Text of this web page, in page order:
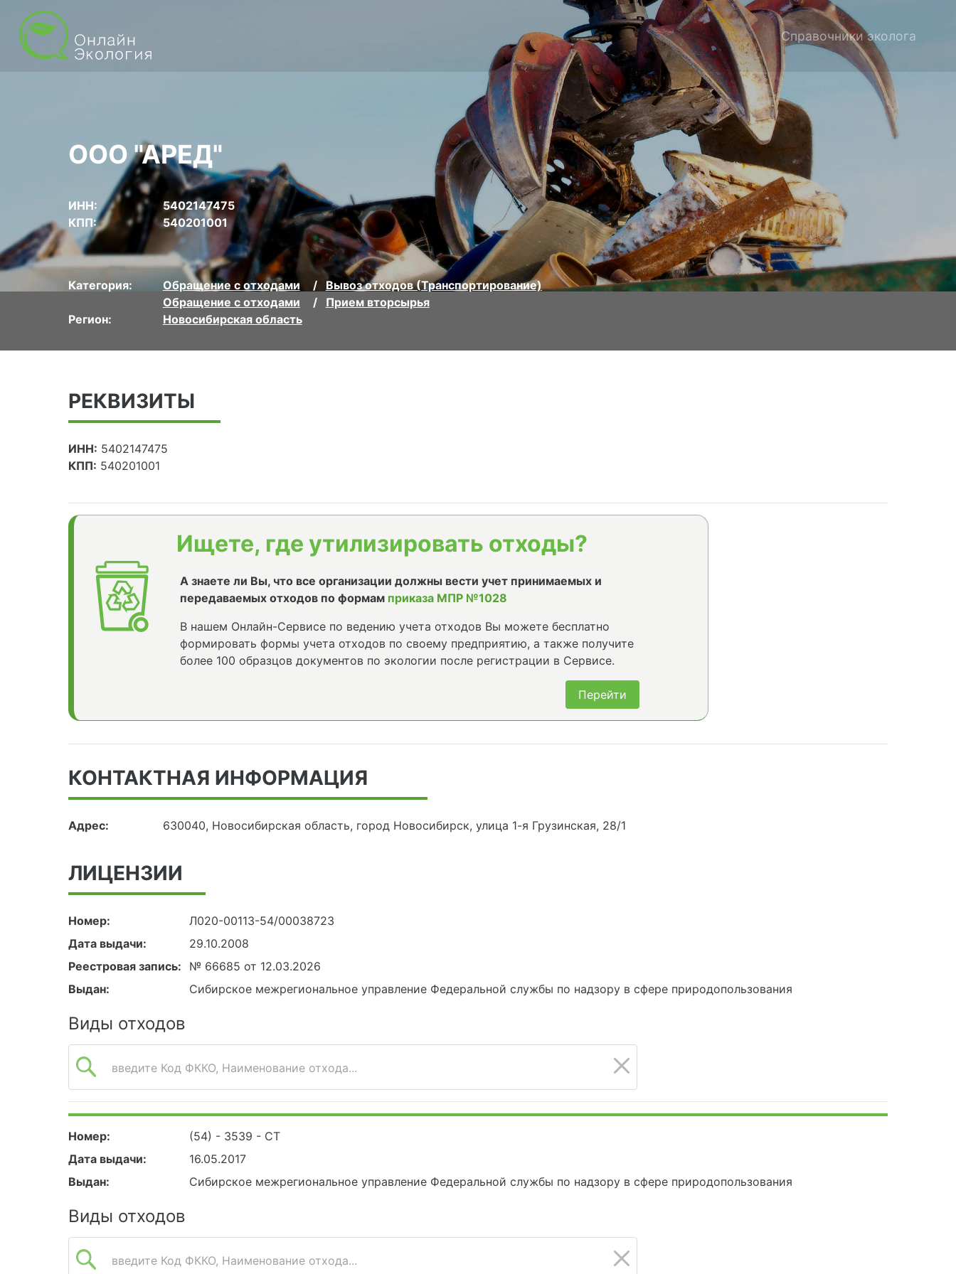
Справочники эколога
ООО "АРЕД"
ИНН:
5402147475
КПП:
540201001
Категория: Обращение с отходами
Вывоз отходов (Транспортирование)
Обращение с отходами
Прием вторсырья
Регион:
Новосибирская область
РЕКВИЗИТЫ
ИНН: 5402147475
КПП: 540201001
Ищете, где утилизировать отходы?
А знаете ли Вы, что все организации должны вести учет принимаемых и
передаваемых отходов по формам приказа МПР №1028
В нашем Онлайн-Сервисе по ведению учета отходов Вы можете бесплатно
формировать формы учета отходов по своему предприятию, а также получите
более 100 образцов документов по экологии после регистрации в Сервисе.
Перейти
КОНТАКТНАЯ ИНФОРМАЦИЯ
Адрес: 630040, Новосибирская область, город Новосибирск, улица 1-я Грузинская, 28/1
ЛИЦЕНЗИИ
Номер:
Л020-00113-54/00038723
Дата выдачи:
29.10.2008
Реестровая запись:
№ 66685 от 12.03.2026
Выдан:
Сибирское межрегиональное управление Федеральной службы по надзору в сфере природопользования
Виды отходов
введите Код ФККО, Наименование отхода...
Номер:
(54) - 3539 - СТ
Дата выдачи:
16.05.2017
Выдан:
Сибирское межрегиональное управление Федеральной службы по надзору в сфере природопользования
Виды отходов
введите Код ФККО, Наименование отхода...